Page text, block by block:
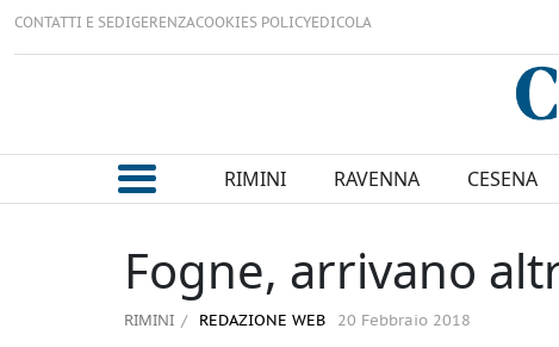
CONTATTI E SEDIGERENZACOOKIES POLICYEDICOLA
RIMINI RAVENNA CESENA
Fogne, arrivano
RIMINI REDAZIONE WEB 20 Febbraio 2018